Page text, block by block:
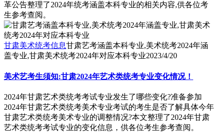
革公告整理了2024年统考涵盖本科专业的相关内容,供各位考
生参考查阅。
甘肃美术统考信息甘肃艺考涵盖本科专业,美术统考2024年涵
盖专业,甘肃美术统考2024年对应本科专业2023/4/20
美术艺考生须知:甘肃2024年艺术类统考专业变化情况！
2024年甘肃艺术类统考考试专业发生了哪些变化?准备参加
2024年甘肃艺术类统考美术专业考试的考生是否了解具体今年
甘肃艺术类统考美术专业的调整情况?本文整理了2024年甘肃
艺术类统考考试专业的变化信息，供各位考生参考查阅。